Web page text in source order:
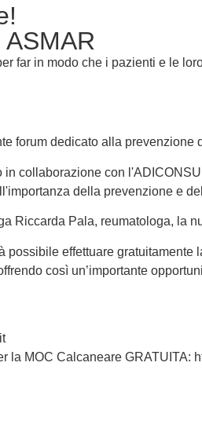
far in modo che i pazienti e le
forum dedicato alla
in collaborazione con
della prevenzione e
Riccarda Pala, reumatologa, la
possibile effettuare
così un’importante
la MOC Calcaneare GRATUITA: